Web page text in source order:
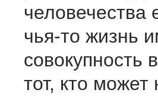
человечества
чья-то жизнь
совокупность
тот, кто